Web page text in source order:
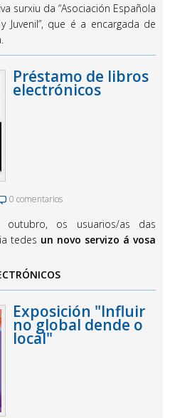
surxiu da “Asociación Española
Juvenil”, que é a encargada de
Préstamo de libros
electrónicos
0 comentarios
os usuarios/as das
tedes un novo servizo á vosa
Exposición "Influir
no global dende o
local"